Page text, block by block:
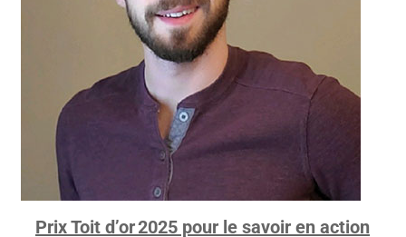
Prix Toit d’or 2025 pour le savoir en action